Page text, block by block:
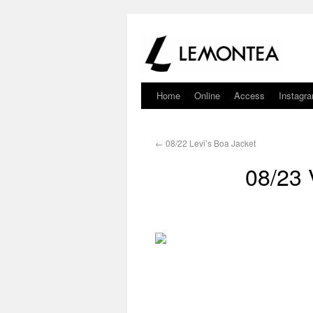
Home Online Access
← 08/22 Levi’s Boa Jacket
08/23